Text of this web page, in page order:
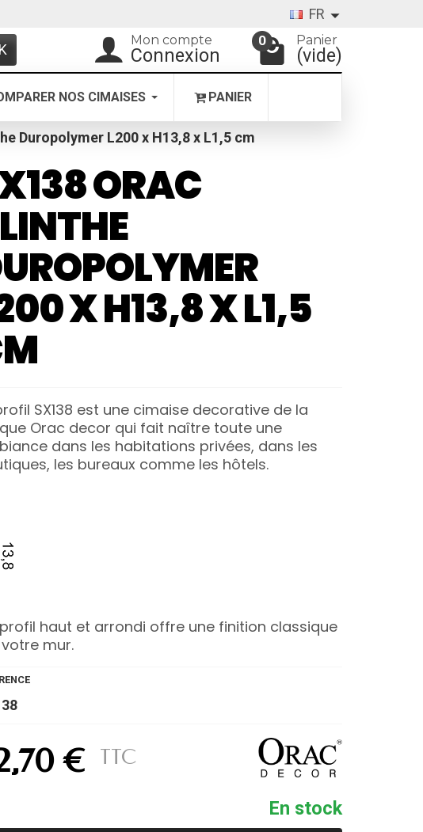
FR
Mon compte
Connexion
0 Panier
(vide)
NOS CIMAISES PANIER
Duropolymer L200 x H13,8 x L1,5 cm
ORAC
X H13,8 X L1,5
SX138 est une cimaise decorative de la
Orac decor qui fait naître toute une
dans les habitations privées, dans les
les bureaux comme les hôtels.
haut et arrondi offre une finition classique
mur.
€ TTC
En stock